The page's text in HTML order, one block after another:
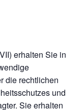
erhalten Sie in
die rechtlichen
und
Sie erhalten